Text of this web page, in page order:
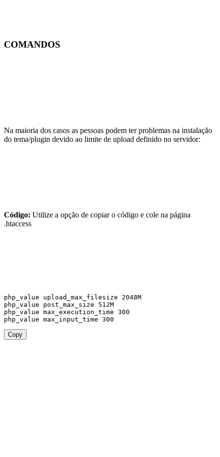
COMANDOS
Na maioria dos casos as pessoas podem ter problemas na instalação
do tema/plugin devido ao limite de upload definido no servidor:
Código: Utilize a opção de copiar o código e cole na página
.htaccess
php_value upload_max_filesize 2048M
php_value post_max_size 512M
php_value max_execution_time 300
php_value max_input_time 300
Copy